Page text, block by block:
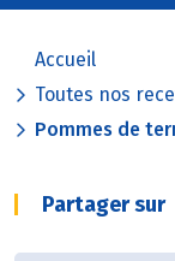
Accueil
Toutes nos
Pommes de
Partager sur